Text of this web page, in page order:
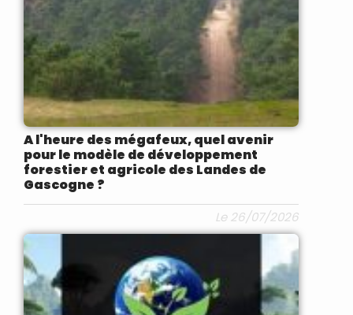
A l'heure des mégafeux, quel avenir
pour le modèle de développement
forestier et agricole des Landes de
Gascogne ?
Le 26/07/2026